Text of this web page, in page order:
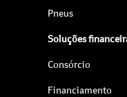
Pneus
Soluções
Consórcio
Financiamento